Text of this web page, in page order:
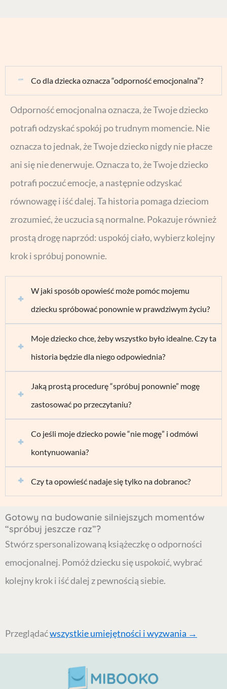
Co dla dziecka oznacza “odporność emocjonalna”?
Odporność emocjonalna oznacza, że Twoje dziecko
potrafi odzyskać spokój po trudnym momencie. Nie
oznacza to jednak, że Twoje dziecko nigdy nie płacze
ani się nie denerwuje. Oznacza to, że Twoje dziecko
potrafi poczuć emocje, a następnie odzyskać
równowagę i iść dalej. Ta historia pomaga dzieciom
zrozumieć, że uczucia są normalne. Pokazuje również
prostą drogę naprzód: uspokój ciało, wybierz kolejny
krok i spróbuj ponownie.
W jaki sposób opowieść może pomóc mojemu
dziecku spróbować ponownie w prawdziwym życiu?
Moje dziecko chce, żeby wszystko było idealne. Czy ta
historia będzie dla niego odpowiednia?
Jaką prostą procedurę “spróbuj ponownie” mogę
zastosować po przeczytaniu?
Co jeśli moje dziecko powie “nie mogę” i odmówi
kontynuowania?
Czy ta opowieść nadaje się tylko na dobranoc?
Gotowy na budowanie silniejszych momentów
“spróbuj jeszcze raz”?
Stwórz spersonalizowaną książeczkę o odporności
emocjonalnej. Pomóż dziecku się uspokoić, wybrać
kolejny krok i iść dalej z pewnością siebie.
Przeglądaćwszystkie umiejętności i wyzwania →